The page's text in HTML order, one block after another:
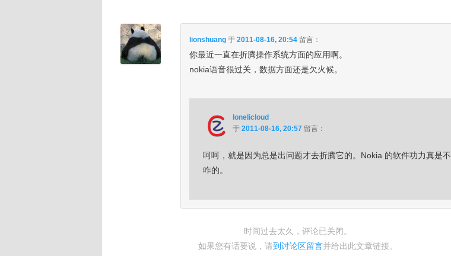
lionshuang 于 2011-08-16, 20:54 留言：
你最近一直在折腾操作系统方面的应用啊。
nokia语音很过关，数据方面还是欠火候。
lonelicloud
于 2011-08-16, 20:57 留言：
呵呵，就是因为总是出问题才去折腾它的。Nokia 的软件功力真是不
咋的。
时间过去太久，评论已关闭。
如果您有话要说，请到讨论区留言并给出此文章链接。